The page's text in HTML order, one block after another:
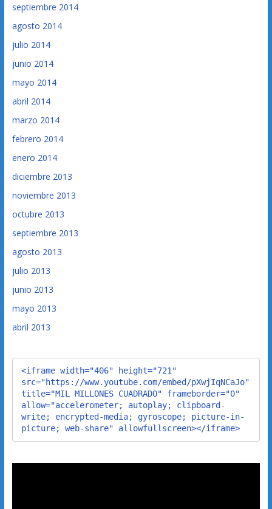
septiembre 2014
agosto 2014
julio 2014
junio 2014
mayo 2014
abril 2014
marzo 2014
febrero 2014
enero 2014
diciembre 2013
noviembre 2013
octubre 2013
septiembre 2013
agosto 2013
julio 2013
junio 2013
mayo 2013
abril 2013
<iframe width="406" height="721"
src="https://www.youtube.com/embed/pXwjIqNCaJo"
title="MIL MILLONES CUADRADO" frameborder="0"
allow="accelerometer; autoplay; clipboard-
write; encrypted-media; gyroscope; picture-in-
picture; web-share" allowfullscreen></iframe>